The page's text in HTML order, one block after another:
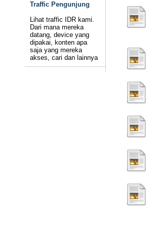
Traffic Pengunjung
Lihat traffic IDR kami.
Dari mana mereka
datang, device yang
dipakai, konten apa
saja yang mereka
akses, cari dan lainnya